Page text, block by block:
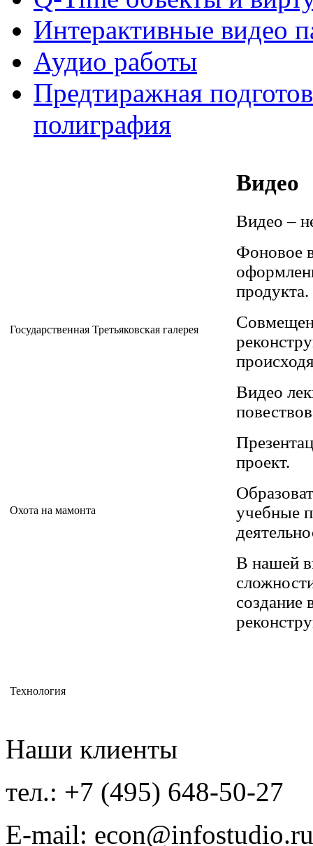
Интерактивные видео
Аудио работы
Предтиражная
полиграфия
Государственная Третьяковская галерея
Охота на мамонта
Технология
Видео
Видео –
Фоновое
продукта.
Видео
проект.
учебные
В нашей
создание
Наши клиенты
тел.: +7 (495) 648-50-27
E-mail: econ@infostudio.ru